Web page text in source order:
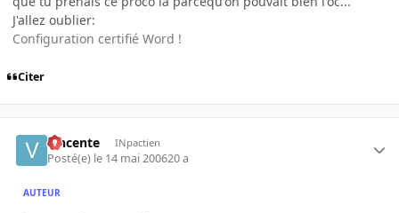
J'allez oublier:
Configuration certifié Word !
Citer
vincente INpactien
Posté(e) le 14 mai 200620 a
AUTEUR